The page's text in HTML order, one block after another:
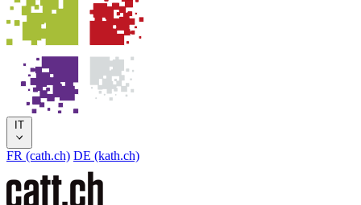
IT
FR (cath.ch) DE (kath.ch)